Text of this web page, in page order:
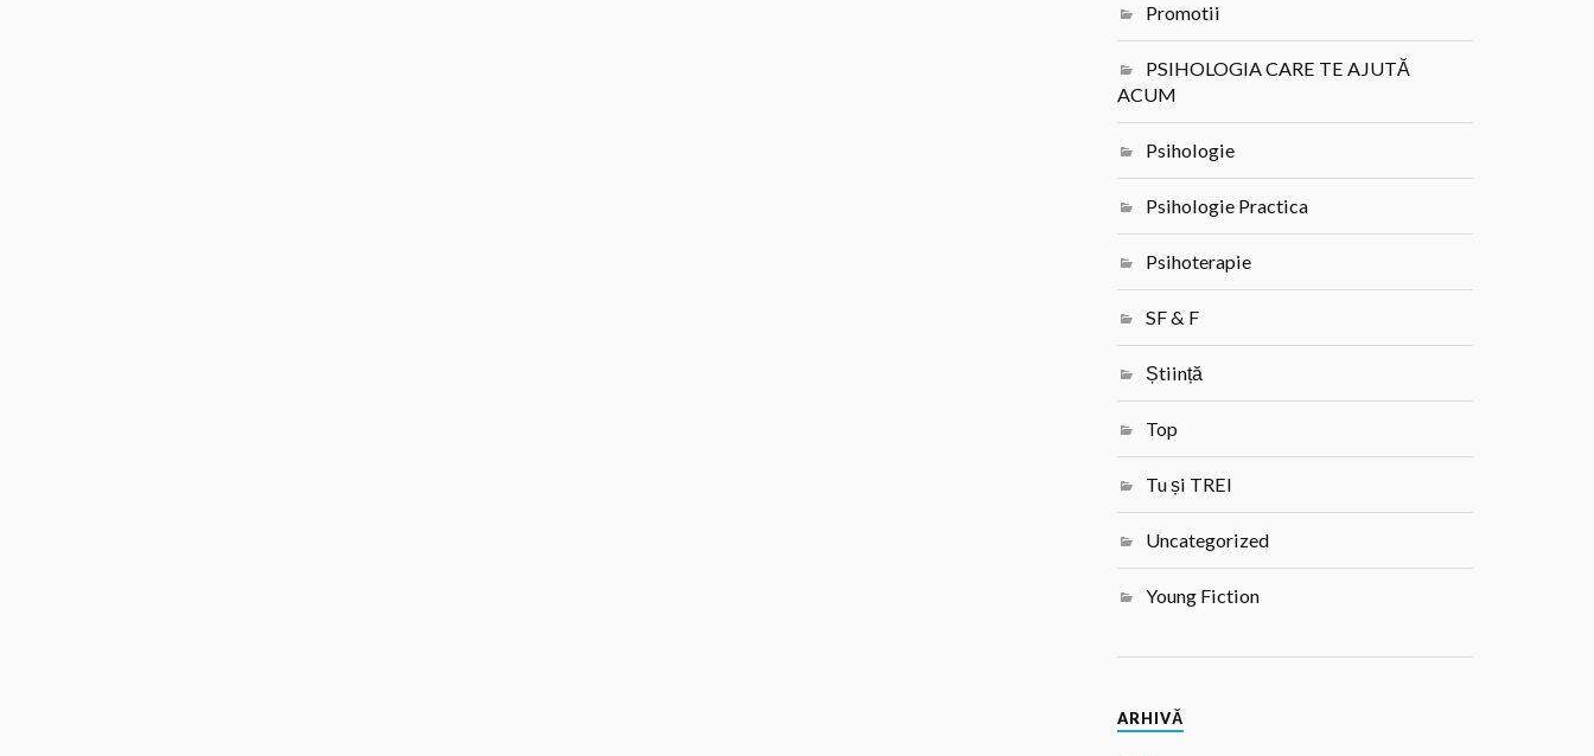
Promotii
PSIHOLOGIA CARE TE AJUTĂ
ACUM
Psihologie
Psihologie Practica
Psihoterapie
SF & F
Știință
Top
Tu și TREI
Uncategorized
Young Fiction
ARHIVĂ